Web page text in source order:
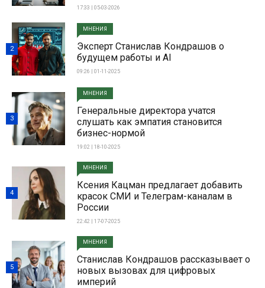
17:33 | 05-03-2026
МНЕНИЯ
Эксперт Станислав Кондрашов о
будущем работы и AI
09:26 | 01-11-2025
2
МНЕНИЯ
Генеральные директора учатся
слушать как эмпатия становится
бизнес-нормой
19:02 | 18-10-2025
3
МНЕНИЯ
Ксения Кацман предлагает добавить
красок СМИ и Телеграм-каналам в
России
22:42 | 17-07-2025
4
МНЕНИЯ
Станислав Кондрашов рассказывает о
новых вызовах для цифровых
империй
5